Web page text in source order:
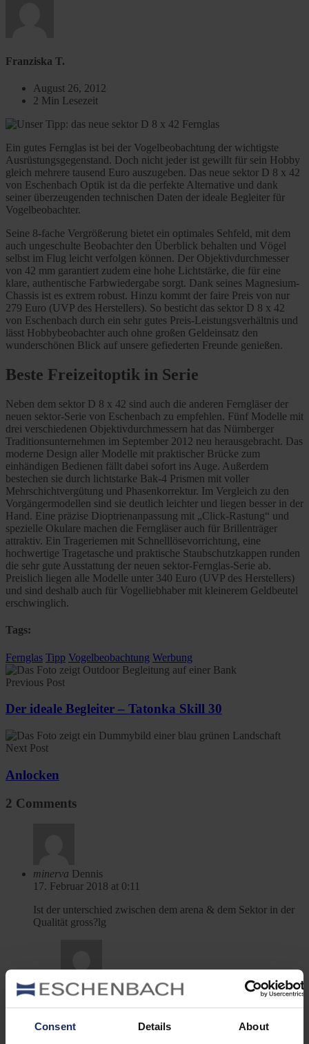
Consent Details About
Franziska T.
August 26, 2012
2 Min Lesezeit
Ein gutes Fernglas ist bei der Vogelbeobachtung der wichtigste
Ausrüstungsgegenstand. Doch nicht jeder ist gewillt für sein Hobby
gleich mehrere tausend Euro auszugeben. Das neue sektor D 8 x 42
von Eschenbach Optik ist da die perfekte Alternative und dank
seiner überzeugenden technischen Daten der ideale Begleiter für
Vogelbeobachter.
Seine 8-fache Vergrößerung bietet ein optimales Sehfeld, mit dem
auch ungeschulte Beobachter den Überblick behalten und Vögel
selbst im Flug leicht verfolgen können. Der Objektivdurchmesser
von 42 mm garantiert zudem eine hohe Lichtstärke, die für eine
klare, authentische Farbwiedergabe sorgt. Dank seines Magnesium-
Chassis ist es extrem robust. Hinzu kommt der faire Preis von nur
279 Euro (UVP des Herstellers). So besticht das sektor D 8 x 42
von Eschenbach durch ein sehr gutes Preis-Leistungsverhältnis und
lässt Hobbybeobachter auch ohne großen Geldeinsatz den
wunderschönen Blick auf unsere gefiederten Freunde genießen.
Beste Freizeitoptik in Serie
Neben dem sektor D 8 x 42 sind auch die anderen Ferngläser der
neuen sektor-Serie von Eschenbach zu empfehlen. Fünf Modelle mit
drei verschiedenen Objektivdurchmessern hat das Nürnberger
Traditionsunternehmen im September 2012 neu herausgebracht. Das
moderne Design aller Modelle mit praktischer Brücke zum
einhändigen Bedienen fällt dabei sofort ins Auge. Außerdem
bestechen sie durch lichtstarke Bak-4 Prismen mit voller
Mehrschichtvergütung und Phasenkorrektur. Im Vergleich zu den
Vorgängermodellen sind sie deutlich leichter und liegen besser in der
Hand. Eine präzise Dioptrienanpassung mit „Click-Rastung“ und
spezielle Okulare machen die Ferngläser auch für Brillenträger
attraktiv. Ein Trageriemen mit Schnelllösevorrichtung, eine
hochwertige Tragetasche und praktische Staubschutzkappen runden
die sehr gute Ausstattung der neuen sektor-Fernglas-Serie ab.
Preislich liegen alle Modelle unter 340 Euro (UVP des Herstellers)
und sind deshalb auch für Vogelliebhaber mit kleinerem Geldbeutel
erschwinglich.
Tags:
Fernglas Tipp Vogelbeobachtung Werbung
Previous Post
Der ideale Begleiter – Tatonka Skill 30
Next Post
Anlocken
2 Comments
minerva Dennis
17. Februar 2018 at 0:11
Ist der unterschied zwischen dem arena & dem Sektor in der
Qualität gross?lg
minerva
Christian Kolbe
Hallo Dennis,